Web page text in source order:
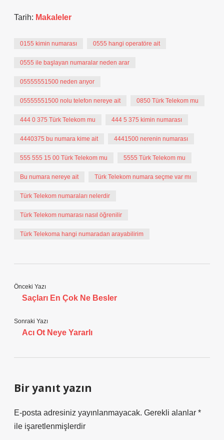
Tarih: Makaleler
0155 kimin numarası 0555 hangi operatöre ait
0555 ile başlayan numaralar neden arar
05555551500 neden arıyor
05555551500 nolu telefon nereye ait 0850 Türk Telekom mu
444 0 375 Türk Telekom mu 444 5 375 kimin numarası
4440375 bu numara kime ait 4441500 nerenin numarası
555 555 15 00 Türk Telekom mu 5555 Türk Telekom mu
Bu numara nereye ait Türk Telekom numara seçme var mı
Türk Telekom numaraları nelerdir
Türk Telekom numarası nasıl öğrenilir
Türk Telekoma hangi numaradan arayabilirim
Önceki Yazı
Saçları En Çok Ne Besler
Sonraki Yazı
Acı Ot Neye Yararlı
Bir yanıt yazın
E-posta adresiniz yayınlanmayacak. Gerekli alanlar *
ile işaretlenmişlerdir